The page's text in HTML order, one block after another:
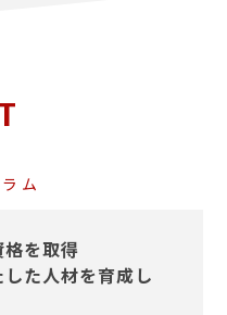
ム
を取得
た人材を育成し